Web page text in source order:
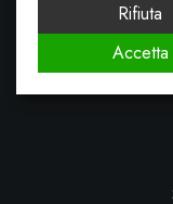
Rifiuta
Accetta